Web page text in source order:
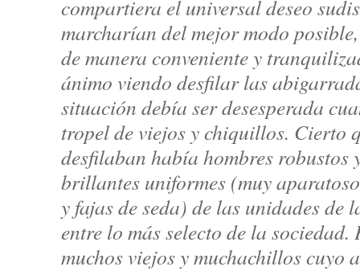
compartiera el universal deseo
marcharían del mejor modo
de manera conveniente y
ánimo viendo desfilar las
situación debía ser desesperada
tropel de viejos y chiquillos. Cierto
desfilaban había hombres robustos
brillantes uniformes (muy
y fajas de seda) de las unidades
entre lo más selecto de la
muchos viejos y muchachillos cuyo